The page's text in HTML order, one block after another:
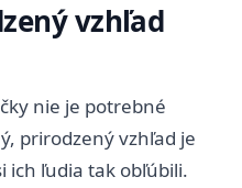
vzhľad
nie je potrebné
prirodzený vzhľad je
ich ľudia tak obľúbili.